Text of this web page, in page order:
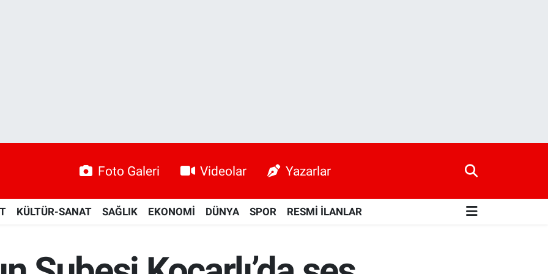
Foto Galeri Videolar Yazarlar
KÜLTÜR-SANAT SAĞLIK EKONOMİ DÜNYA SPOR RESMİ İLANLAR